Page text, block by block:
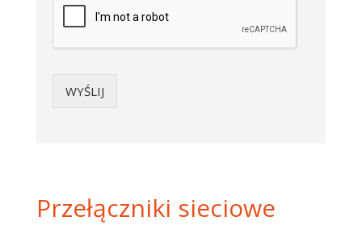
WYŚLIJ
Przełączniki sieciowe